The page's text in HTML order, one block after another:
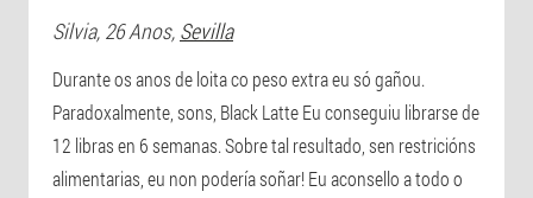
Silvia, 26 Anos, Sevilla
Durante os anos de loita co peso extra eu só gañou.
Paradoxalmente, sons, Black Latte Eu conseguiu librarse de
12 libras en 6 semanas. Sobre tal resultado, sen restricións
alimentarias, eu non podería soñar! Eu aconsello a todo o